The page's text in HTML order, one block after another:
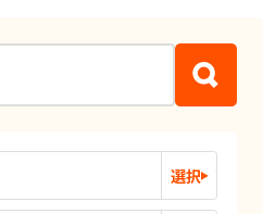
選択